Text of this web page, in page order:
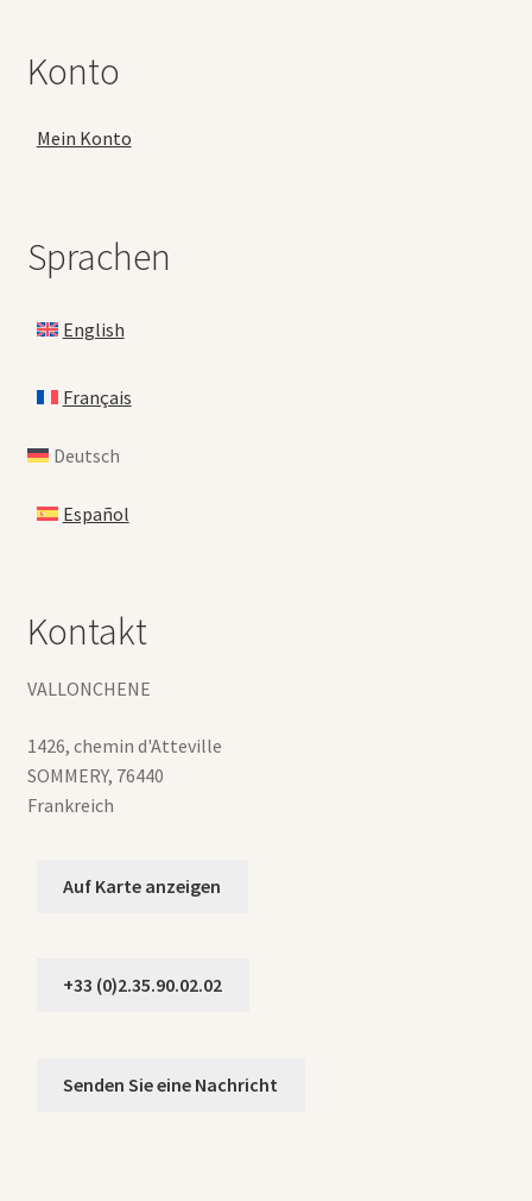
Konto
Mein Konto
Sprachen
English
Français
Deutsch
Español
Kontakt
VALLONCHENE
1426, chemin d'Atteville
SOMMERY, 76440
Frankreich
Auf Karte anzeigen
+33 (0)2.35.90.02.02
Senden Sie eine Nachricht